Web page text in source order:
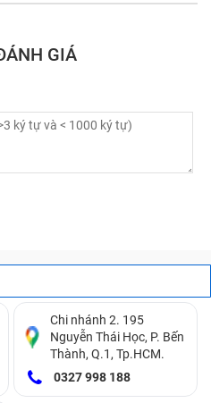
GIÁ
Chi nhánh 2. 195
Nguyễn Thái Học, P. Bến
Thành, Q.1, Tp.HCM.
0327 998 188